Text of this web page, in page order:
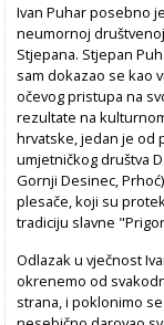
Ivan Puhar posebno
neumornoj
Stjepana. Stjepan
sam dokazao se kao
očevog pristupa na
rezultate na
hrvatske, jedan je od
umjetničkog društva
Gornji Desinec,
plesače, koji su
tradiciju slavne
Odlazak u vječnost
okrenemo od
strana, i poklonimo